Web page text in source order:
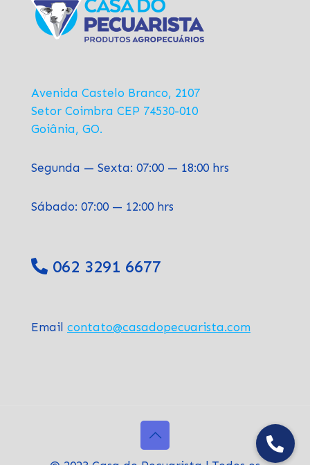
Avenida Castelo Branco, 2107
Setor Coimbra CEP 74530-010
Goiânia, GO.
Segunda — Sexta: 07:00 — 18:00 hrs
Sábado: 07:00 — 12:00 hrs
062 3291 6677
Email contato@casadopecuarista.com